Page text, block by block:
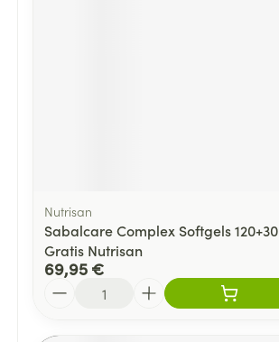
Nutrisan
Sabalcare Complex Softgels 120+30
Gratis Nutrisan
69,95 €